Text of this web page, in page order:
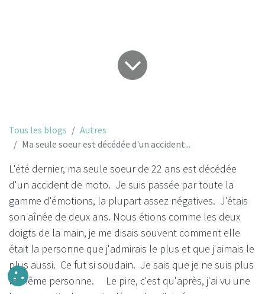
Tous les blogs
Autres
Ma seule soeur est décédée d'un accident...
L'été dernier, ma seule soeur de 22 ans est décédée
d'un accident de moto. Je suis passée par toute la
gamme d'émotions, la plupart assez négatives. J'étais
son aînée de deux ans. Nous étions comme les deux
doigts de la main, je me disais souvent comment elle
était la personne que j'admirais le plus et que j'aimais le
plus aussi. Ce fut si soudain. Je sais que je ne suis plus
la même personne. Le pire, c'est qu'après, j'ai vu une